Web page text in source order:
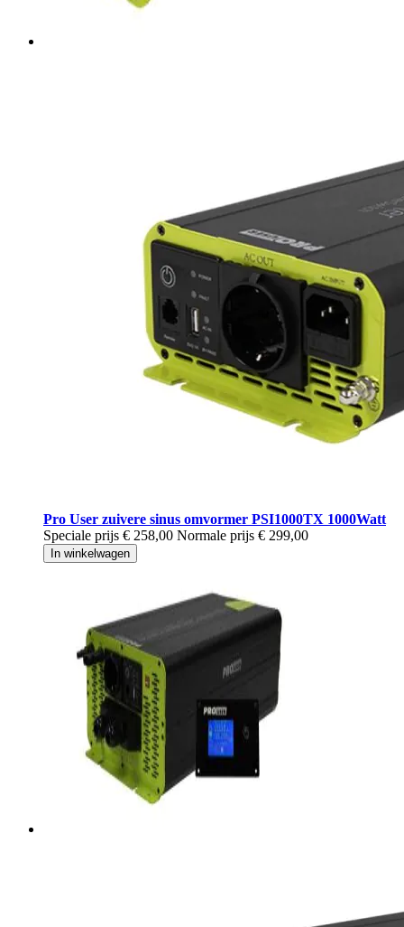
Pro User zuivere sinus omvormer PSI1000TX 1000Watt
Speciale prijs € 258,00 Normale prijs € 299,00
In winkelwagen